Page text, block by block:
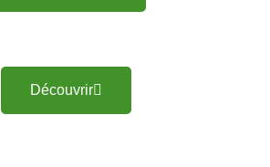
Découvrir